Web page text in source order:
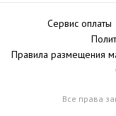
Сервис оплаты
Правила размещения
Все права